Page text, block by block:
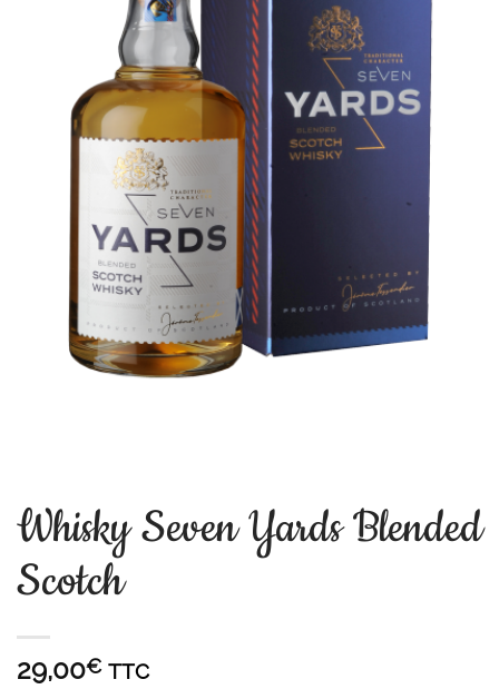
Whisky Seven Yards Blended
Scotch
29,00€ TTC